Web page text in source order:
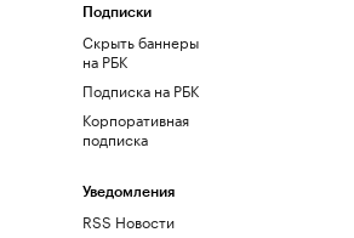
Подписки
Скрыть баннеры
на РБК
Подписка на РБК
Корпоративная
подписка
Уведомления
RSS Новости